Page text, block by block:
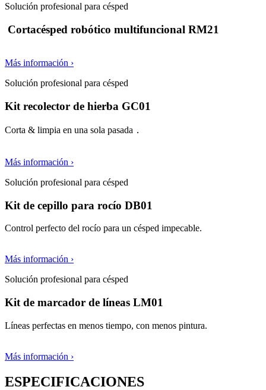
Solución profesional para césped
Cortacésped robótico multifuncional RM21
Más información ›
Solución profesional para césped
Kit recolector de hierba GC01
Corta & limpia en una sola pasada．
Más información ›
Solución profesional para césped
Kit de cepillo para rocío DB01
Control perfecto del rocío para un césped impecable.
Más información ›
Solución profesional para césped
Kit de marcador de líneas LM01
Líneas perfectas en menos tiempo, con menos pintura.
Más información ›
ESPECIFICACIONES